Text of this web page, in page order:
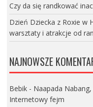
Czy da się randkować
Dzień Dziecka z Roxie w
warsztaty i atrakcje od
NAJNOWSZE
Bebik- Naapada
Internetowy fejm